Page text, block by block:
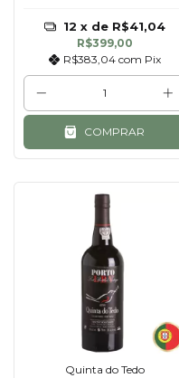
R$399,00
R$383,04 com Pix
12 x de R$41,04
COMPRAR
Quinta do Tedo